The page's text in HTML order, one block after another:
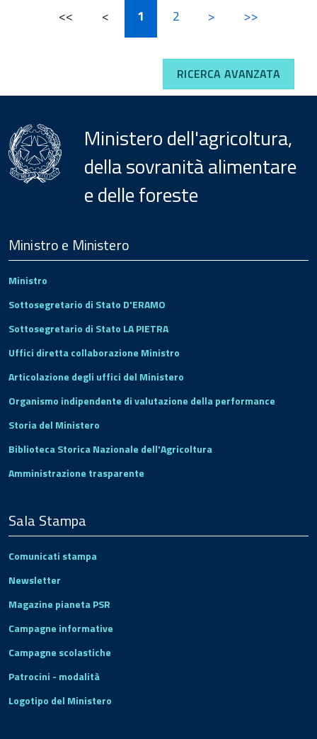
<< < 1 2 > >>
RICERCA AVANZATA
Ministero dell'agricoltura,
della sovranità alimentare
e delle foreste
Footer
Ministro e Ministero
Ministro
Sottosegretario di Stato D'ERAMO
Sottosegretario di Stato LA PIETRA
Uffici diretta collaborazione Ministro
Articolazione degli uffici del Ministero
Organismo indipendente di valutazione della performance
Storia del Ministero
Biblioteca Storica Nazionale dell'Agricoltura
Amministrazione trasparente
Sala Stampa
Comunicati stampa
Newsletter
Magazine pianeta PSR
Campagne informative
Campagne scolastiche
Patrocini - modalità
Logotipo del Ministero